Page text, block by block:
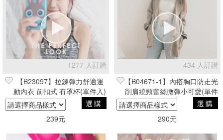
38C
現貨商品
1277 人訂購
【B23097】拉鍊彈力舒適運
動內衣 前扣式 有罩杯(單件入)
選購
239元
434 人訂購
【B04671-1】內搭胸口防走光
削肩繞頸蕾絲微彈小可愛(單件
入) 白/黑
選購
290元